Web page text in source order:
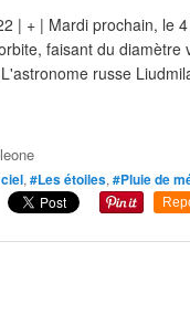
| + | Mardi prochain, le
faisant du
russe
, #Les étoiles, #Pluie de